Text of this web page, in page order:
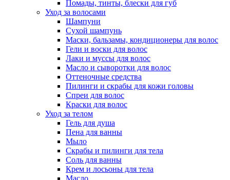
Помады, тинты, блески для губ
Уход за волосами
Шампуни
Сухой шампунь
Маски, бальзамы, кондиционеры для волос
Гели и воски для волос
Лаки и муссы для волос
Масло и сыворотки для волос
Оттеночные средства
Пилинги и скрабы для кожи головы
Спреи для волос
Краски для волос
Уход за телом
Гель для душа
Пена для ванны
Мыло
Скрабы и пилинги для тела
Соль для ванны
Крем и лосьоны для тела
Масло